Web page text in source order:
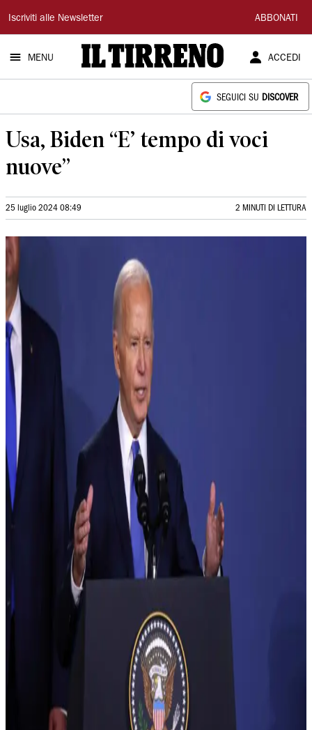
Il
Tirreno
Iscriviti alle Newsletter ABBONATI
MENU ACCEDI
SEGUICI SU DISCOVER
Usa, Biden “E’ tempo di voci
nuove”
25 luglio 2024 08:49 2 MINUTI DI LETTURA